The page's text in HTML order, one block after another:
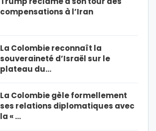
compensations à l’Iran
La Colombie reconnaît la
souveraineté d’Israël sur le
plateau du…
La Colombie gèle formellement
ses relations diplomatiques avec
la « …